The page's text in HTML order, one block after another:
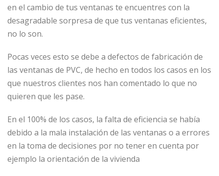
en el cambio de tus ventanas te encuentres con la
desagradable sorpresa de que tus ventanas eficientes,
no lo son.
Pocas veces esto se debe a defectos de fabricación de
las ventanas de PVC, de hecho en todos los casos en los
que nuestros clientes nos han comentado lo que no
quieren que les pase.
En el 100% de los casos, la falta de eficiencia se había
debido a la mala instalación de las ventanas o a errores
en la toma de decisiones por no tener en cuenta por
ejemplo la orientación de la vivienda